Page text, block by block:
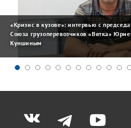
«Кризис в кузове»: интервью с
Союза грузоперевозчиков «Вятка»
Куншиным